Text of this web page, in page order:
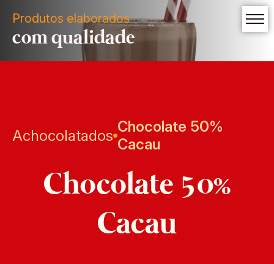
Produtos elaborados
com qualidade
Achocolatados Chocolate 50%
Cacau
Chocolate 50%
Cacau